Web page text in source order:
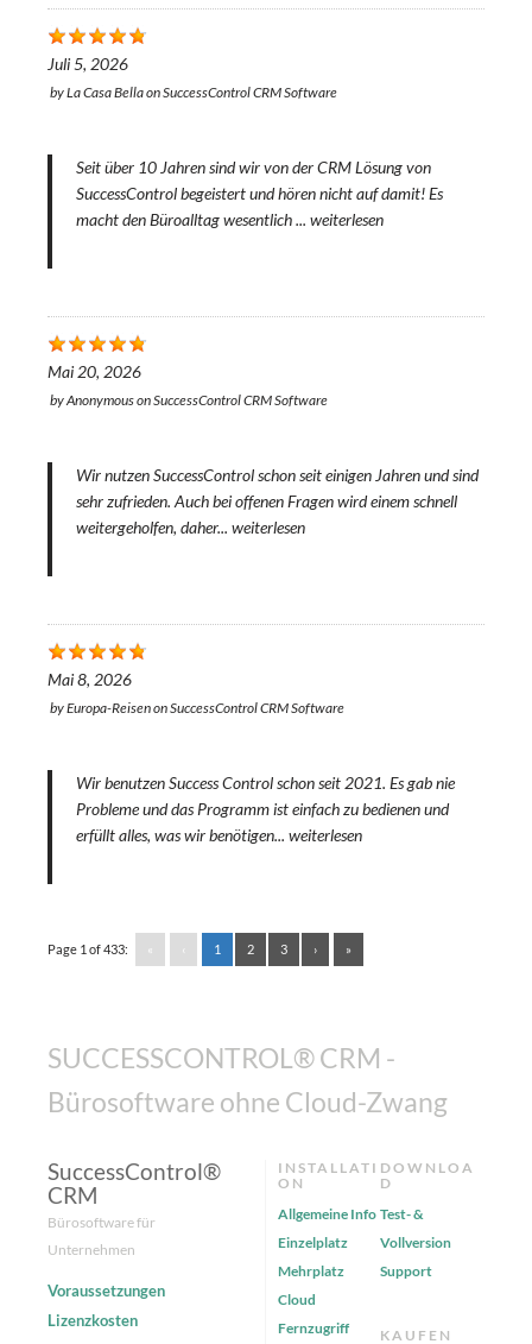
Juli 5, 2026
byLa Casa BellaonSuccessControl CRM Software
Seit über 10 Jahren sind wir von der CRM Lösung von
SuccessControl begeistert und hören nicht auf damit! Es
macht den Büroalltag wesentlich ... weiterlesen
Mai 20, 2026
byAnonymousonSuccessControl CRM Software
Wir nutzen SuccessControl schon seit einigen Jahren und sind
sehr zufrieden. Auch bei offenen Fragen wird einem schnell
weitergeholfen, daher... weiterlesen
Mai 8, 2026
byEuropa-ReisenonSuccessControl CRM Software
Wir benutzen Success Control schon seit 2021. Es gab nie
Probleme und das Programm ist einfach zu bedienen und
erfüllt alles, was wir benötigen... weiterlesen
Page 1 of 433: « ‹ 1 2 3 › »
SUCCESSCONTROL® CRM -
Bürosoftware ohne Cloud-Zwang
SuccessControl®
CRM
Bürosoftware für
Unternehmen
Voraussetzungen
Lizenzkosten
INSTALLATI
ON
Allgemeine Info
Einzelplatz
Mehrplatz
Cloud
Fernzugriff
DOWNLOA
D
Test- &
Vollversion
Support
KAUFEN